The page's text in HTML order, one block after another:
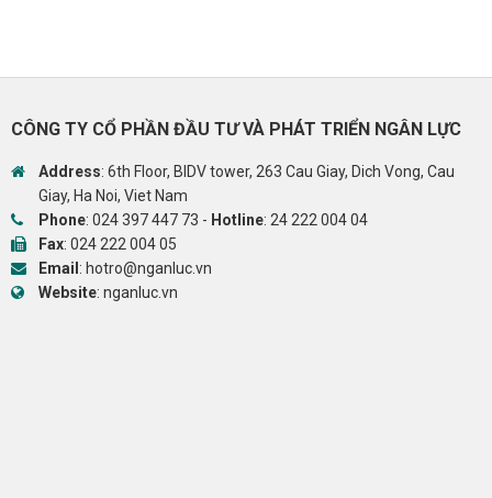
CÔNG TY CỔ PHẦN ĐẦU TƯ VÀ PHÁT TRIỂN NGÂN LỰC
Address: 6th Floor, BIDV tower, 263 Cau Giay, Dich Vong, Cau
Giay, Ha Noi, Viet Nam
Phone: 024 397 447 73 - Hotline: 24 222 004 04
Fax: 024 222 004 05
Email : hotro@nganluc.vn
Website: nganluc.vn